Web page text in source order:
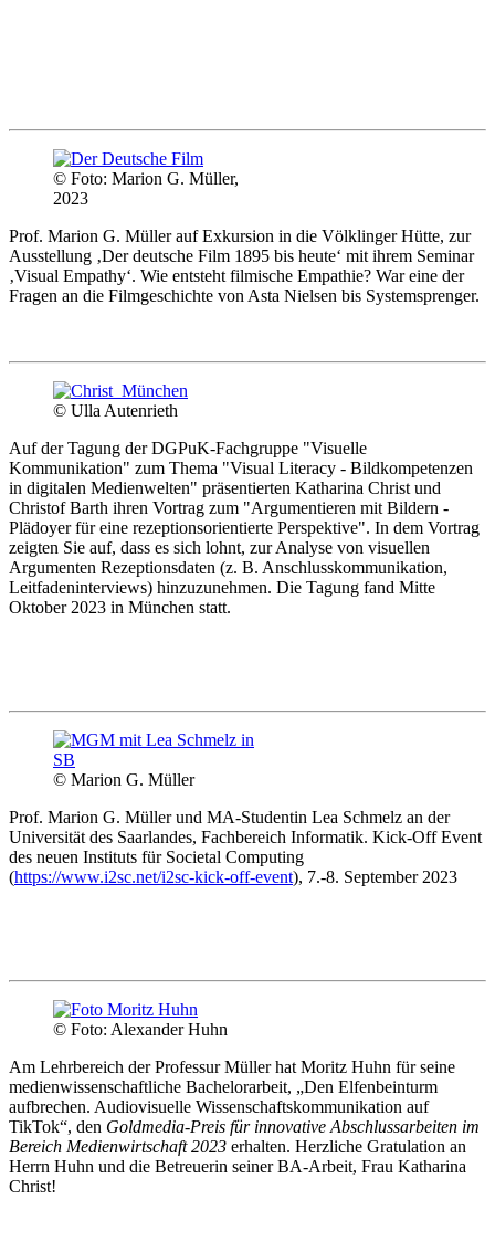
© Foto: Marion G. Müller,
2023
Prof. Marion G. Müller auf Exkursion in die Völklinger Hütte, zur
Ausstellung ‚Der deutsche Film 1895 bis heute‘ mit ihrem Seminar
‚Visual Empathy‘. Wie entsteht filmische Empathie? War eine der
Fragen an die Filmgeschichte von Asta Nielsen bis Systemsprenger.
© Ulla Autenrieth
Auf der Tagung der DGPuK-Fachgruppe "Visuelle
Kommunikation" zum Thema "Visual Literacy - Bildkompetenzen
in digitalen Medienwelten" präsentierten Katharina Christ und
Christof Barth ihren Vortrag zum "Argumentieren mit Bildern -
Plädoyer für eine rezeptionsorientierte Perspektive". In dem Vortrag
zeigten Sie auf, dass es sich lohnt, zur Analyse von visuellen
Argumenten Rezeptionsdaten (z. B. Anschlusskommunikation,
Leitfadeninterviews) hinzuzunehmen. Die Tagung fand Mitte
Oktober 2023 in München statt.
© Marion G. Müller
Prof. Marion G. Müller und MA-Studentin Lea Schmelz an der
Universität des Saarlandes, Fachbereich Informatik. Kick-Off Event
des neuen Instituts für Societal Computing
(https://www.i2sc.net/i2sc-kick-off-event), 7.-8. September 2023
© Foto: Alexander Huhn
Am Lehrbereich der Professur Müller hat Moritz Huhn für seine
medienwissenschaftliche Bachelorarbeit, „Den Elfenbeinturm
aufbrechen. Audiovisuelle Wissenschaftskommunikation auf
TikTok“, den Goldmedia-Preis für innovative Abschlussarbeiten im
Bereich Medienwirtschaft 2023 erhalten. Herzliche Gratulation an
Herrn Huhn und die Betreuerin seiner BA-Arbeit, Frau Katharina
Christ!